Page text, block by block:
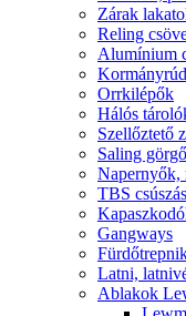
Zárak
Reling
Alumínium
Orrkilépők
Hálós
Szellőztető
Saling
Napernyők,
TBS
Gangways
Latni,
Ablakok